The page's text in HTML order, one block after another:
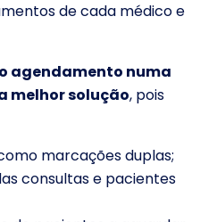
de cada médico e
agendamento numa
melhor solução, pois
marcações duplas;
consultas e pacientes